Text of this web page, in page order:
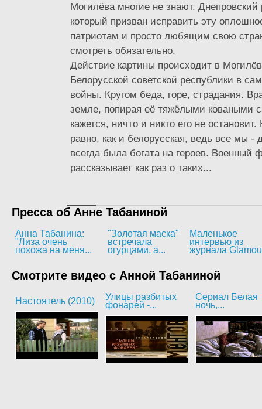
Могилёва многие не знают.
который призван исправить эту
патриотам и просто любящим свою
смотреть обязательно.
Действие картины происходит в
Белорусской советской республики в
войны. Кругом беда, горе, страдания.
земле, попирая её тяжёлыми коваными
кажется, ничто и никто его не
равно, как и белорусская, ведь все мы -
всегда была богата на героев. Военный
рассказывает как раз о таких...
Пресса об Анне Табаниной
Анна Табанина:
"Лиза очень
похожа на меня...
"Золотая маска"
встречала
огурцами, а...
Маленькое
интервью из
журнала
Смотрите видео с Анной Табаниной
Настоятель (2010)
Улицы разбитых
фонарей -...
Сериал Белая
ночь,...